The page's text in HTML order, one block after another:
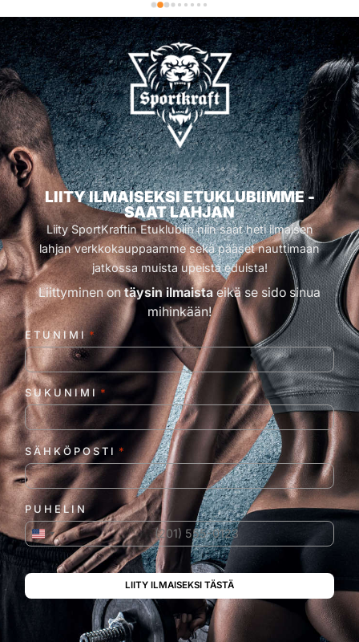
LIITY ILMAISEKSI ETUKLUBIIMME -
SAAT LAHJAN
Liity SportKraftin Etuklubiin niin saat heti ilmaisen
lahjan verkkokauppaamme sekä pääset nauttimaan
jatkossa muista upeista eduista!
Liittyminen ontäysin ilmaistaeikä se sido sinua
mihinkään!
ETUNIMI *
SUKUNIMI *
SÄHKÖPOSTI *
PUHELIN
Yhdysvallat +1